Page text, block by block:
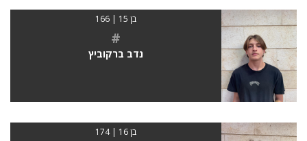
בן 15 | 166
#
נדב ברקוביץ
בן 16 | 174